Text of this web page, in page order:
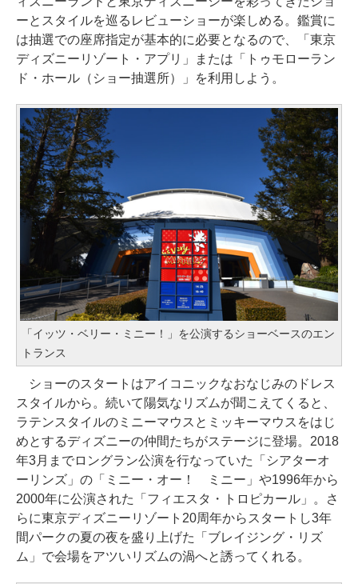
ーとスタイルを巡るレビューショーが楽しめる。鑑賞に
は抽選での座席指定が基本的に必要となるので、「東京
ディズニーリゾート・アプリ」または「トゥモローラン
ド・ホール（ショー抽選所）」を利用しよう。
「イッツ・ベリー・ミニー！」を公演するショーベースのエン
トランス
ショーのスタートはアイコニックなおなじみのドレス
スタイルから。続いて陽気なリズムが聞こえてくると、
ラテンスタイルのミニーマウスとミッキーマウスをはじ
めとするディズニーの仲間たちがステージに登場。2018
年3月までロングラン公演を行なっていた「シアターオ
ーリンズ」の「ミニー・オー！ ミニー」や1996年から
2000年に公演された「フィエスタ・トロピカール」。さ
らに東京ディズニーリゾート20周年からスタートし3年
間パークの夏の夜を盛り上げた「ブレイジング・リズ
ム」で会場をアツいリズムの渦へと誘ってくれる。